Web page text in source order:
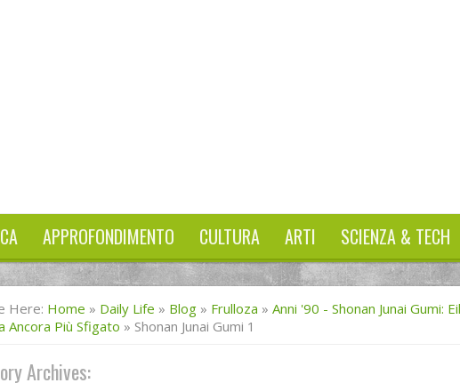
APPROFONDIMENTO CULTURA ARTI SCIENZA & TECH
Here: Home » Daily Life » Blog » Frulloza » Anni '90 - Shonan Junai Gumi:
Ancora Più Sfigato » Shonan Junai Gumi 1
Archives: